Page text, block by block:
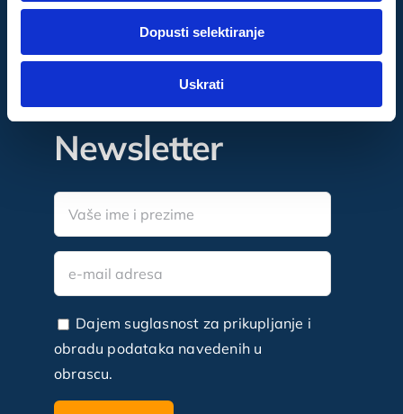
dok ste upotrebljavali njihove usluge.
Marketinški
Dopusti selektiranje
Uskrati
Newsletter
Dajem suglasnost za prikupljanje i
obradu podataka navedenih u
obrascu.